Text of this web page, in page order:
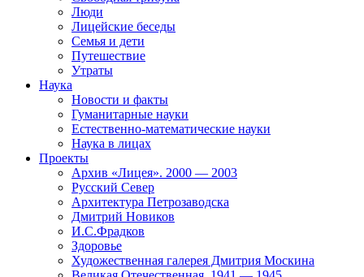
Люди
Лицейские беседы
Семья и дети
Путешествие
Утраты
Наука
Новости и факты
Гуманитарные науки
Естественно-математические науки
Наука в лицах
Проекты
Архив «Лицея». 2000 — 2003
Русский Север
Архитектура Петрозаводска
Дмитрий Новиков
И.С.Фрадков
Здоровье
Художественная галерея Дмитрия Москина